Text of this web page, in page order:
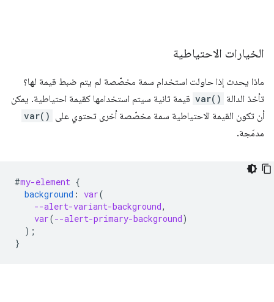
الخيارات الاحتياطية
ماذا يحدث إذا حاولت استخدام سمة مخصّصة لم يتم ضبط قيمة لها؟
تأخذ الدالة var() قيمة ثانية سيتم استخدامها كقيمة احتياطية. يمكن
أن تكون القيمة الاحتياطية سمة مخصّصة أخرى تحتوي على var()
مدمَجة.
#my-element {
background : var(
--alert-variant-background,
var(--alert-primary-background)
);
}